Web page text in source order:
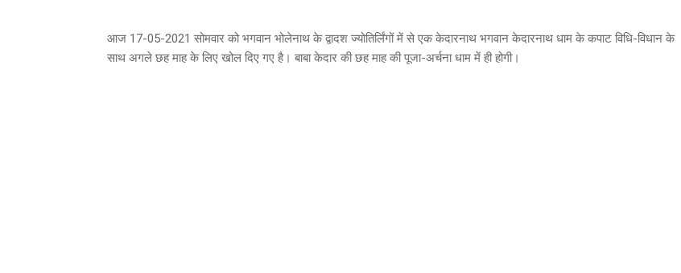
आज 17-05-2021 सोमवार को भगवान भोलेनाथ के द्वादश ज्योतिर्लिंगों में से एक केदारनाथ भगवान केदारनाथ धाम के कपाट विधि-विधान के
साथ अगले छह माह के लिए खोल दिए गए है। बाबा केदार की छह माह की पूजा-अर्चना धाम में ही होगी।